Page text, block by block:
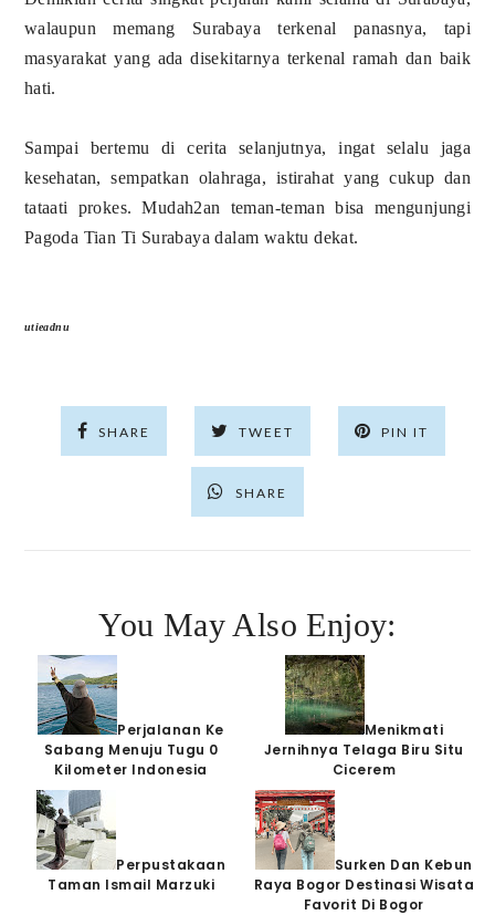
walaupun memang Surabaya terkenal panasnya, tapi
masyarakat yang ada disekitarnya terkenal ramah dan baik
hati.
Sampai bertemu di cerita selanjutnya, ingat selalu jaga
kesehatan, sempatkan olahraga, istirahat yang cukup dan
tataati prokes. Mudah2an teman-teman bisa mengunjungi
Pagoda Tian Ti Surabaya dalam waktu dekat.
utieadnu
SHARE TWEET PIN IT
SHARE
You May Also Enjoy:
Perjalanan Ke
Sabang Menuju Tugu 0
Kilometer Indonesia
Menikmati
Jernihnya Telaga Biru Situ
Cicerem
Perpustakaan
Taman Ismail Marzuki
Surken Dan Kebun
Raya Bogor Destinasi Wisata
Favorit Di Bogor